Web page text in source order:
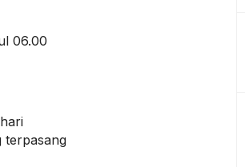
06.00
terpasang